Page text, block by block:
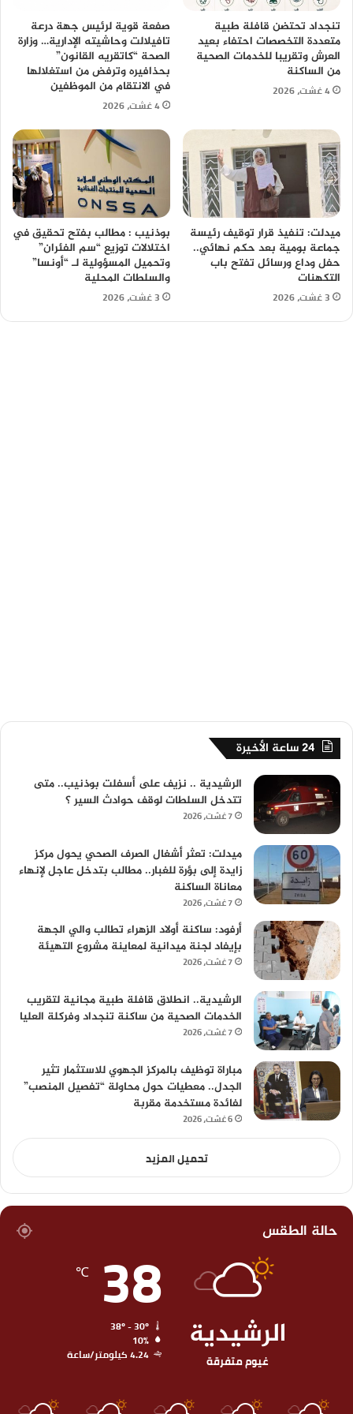
تنجداد تحتضن قافلة طبية
متعددة التخصصات احتفاء بعيد
العرش وتقريبا للخدمات الصحية
من الساكنة
4 غشت، 2026
صفعة قوية لرئيس جهة درعة
تافيلالت وحاشيته الإدارية… وزارة
الصحة “كاتقريه القانون”
بحذافيره وترفض من استغلالها
في الانتقام من الموظفين
4 غشت، 2026
ميدلت: تنفيذ قرار توقيف رئيسة
جماعة بومية بعد حكم نهائي..
حفل وداع ورسائل تفتح باب
التكهنات
3 غشت، 2026
بوذنيب : مطالب بفتح تحقيق في
اختلالات توزيع “سم الفئران”
وتحميل المسؤولية لـ “أونسا”
والسلطات المحلية
3 غشت، 2026
24 ساعة الأخيرة
الرشيدية .. نزيف على أسفلت بوذنيب.. متى
تتدخل السلطات لوقف حوادث السير ؟
7 غشت، 2026
ميدلت: تعثر أشغال الصرف الصحي يحول مركز
زايدة إلى بؤرة للغبار.. مطالب بتدخل عاجل لإنهاء
معاناة الساكنة
7 غشت، 2026
أرفود: ساكنة أولاد الزهراء تطالب والي الجهة
بإيفاد لجنة ميدانية لمعاينة مشروع التهيئة
7 غشت، 2026
الرشيدية.. انطلاق قافلة طبية مجانية لتقريب
الخدمات الصحية من ساكنة تنجداد وفركلة العليا
7 غشت، 2026
مباراة توظيف بالمركز الجهوي للاستثمار تثير
الجدل.. معطيات حول محاولة “تفصيل المنصب”
لفائدة مستخدمة مقربة
6 غشت، 2026
تحميل المزيد
حالة الطقس
الرشيدية
غيوم متفرقة
38
℃
10%
4.24 كيلومتر/ساعة